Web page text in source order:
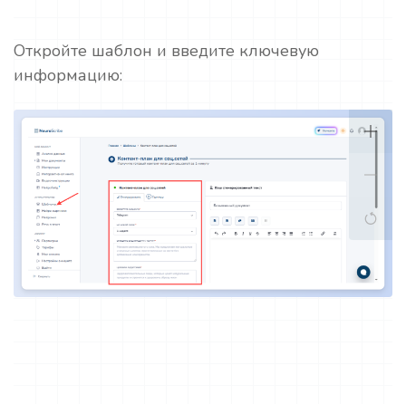
Откройте шаблон и введите ключевую
информацию: